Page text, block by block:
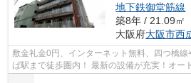
地下鉄御堂筋線
築8年 / 21.09㎡
大阪府大阪市西
敷金礼金0円、インターネット無料、四つ橋
ば駅まで徒歩圏内！ 最新の設備が充実！オートロック・TVモニターホンで女
性の方も安心ですね。 ■□■□■□■□■□■□...